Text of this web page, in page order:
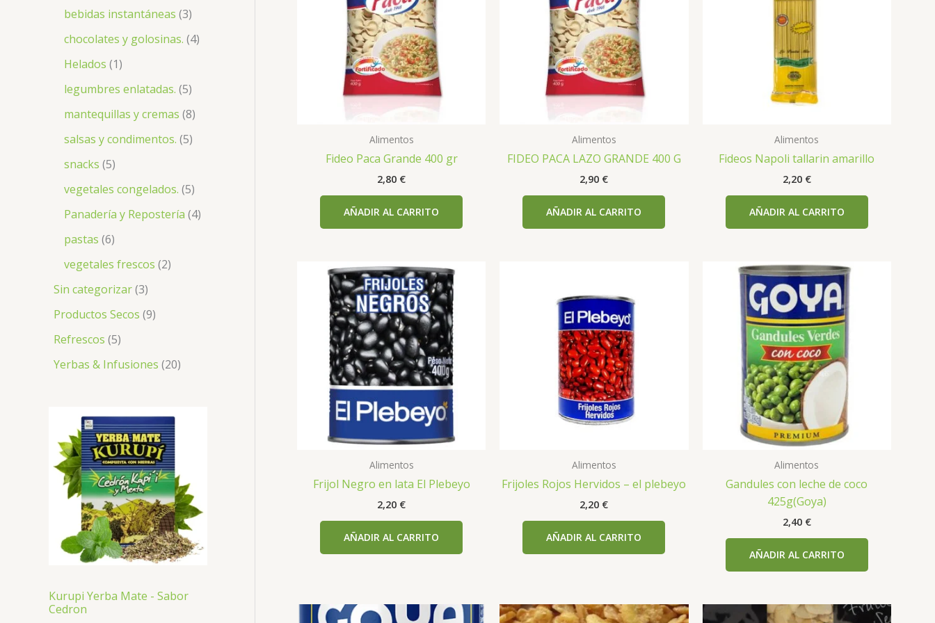
bebidas instantáneas 3
chocolates y golosinas. 4
Helados 1
legumbres enlatadas. 5
mantequillas y cremas 8
salsas y condimentos. 5
snacks 5
vegetales congelados. 5
Panadería y Repostería 4
pastas 6
vegetales frescos 2
Sin categorizar 3
Productos Secos 9
Refrescos 5
Yerbas & Infusiones 20
Kurupi Yerba Mate - Sabor
Cedron
Alimentos
Fideo Paca Grande 400 gr
2,80 €
AÑADIR AL CARRITO
Alimentos
FIDEO PACA LAZO GRANDE 400 G
2,90 €
AÑADIR AL CARRITO
Alimentos
Fideos Napoli tallarin amarillo
2,20 €
AÑADIR AL CARRITO
Alimentos
Frijol Negro en lata El Plebeyo
2,20 €
AÑADIR AL CARRITO
Alimentos
Frijoles Rojos Hervidos – el plebeyo
2,20 €
AÑADIR AL CARRITO
Alimentos
Gandules con leche de coco
425g(Goya)
2,40 €
AÑADIR AL CARRITO